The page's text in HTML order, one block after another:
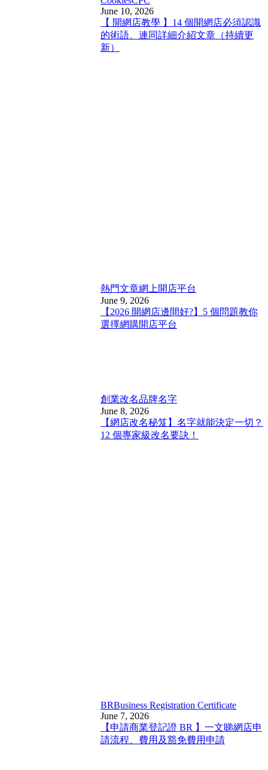
June 10, 2026
【 開網店教學 】14 個開網店必須認識
的術語、連同詳細介紹文章（持續更
新）
熱門文章網上開店平台
June 9, 2026
【2026 開網店邊間好?】5 個問題教你
選擇網購開店平台
創業改名品牌名字
June 8, 2026
【網店改名秘笈】名字就能決定一切？
12 個專家級改名要訣！
BRBusiness Registration Certificate
June 7, 2026
【申請商業登記證 BR 】一文睇網店申
請流程、費用及豁免費用申請